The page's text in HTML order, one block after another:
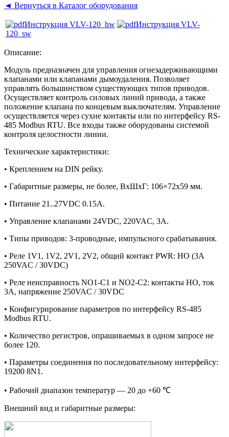
◄ Вернуться в Каталог оборудования
Инструкция VLV-120_hw
Инструкция VLV-
120_sw
Описание:
Модуль предназначен для управления огнезадерживающими
клапанами или клапанами дымоудаления. Позволяет
управлять большинством существующих типов приводов.
Осуществляет контроль силовых линий привода, а также
положение клапана по концевым выключателям. Управление
осуществляется через сухие контакты или по интерфейсу RS-
485 Modbus RTU. Все входы также оборудованы системой
контроля целостности линии.
Технические характеристики:
• Креплением на DIN рейку.
• Габаритные размеры, не более, ВхШхГ: 106×72х59 мм.
• Питание 21..27VDC 0.15A.
• Управление клапанами 24VDC, 220VAC, 3A.
• Типы приводов: 3-проводные, импульсного срабатывания.
• Реле 1V1, 1V2, 2V1, 2V2, общий контакт PWR: НО (3A
250VAC / 30VDC)
• Реле неисправность NO1-C1 и NO2-C2: контакты НО, ток
3A, напряжение 250VAC / 30VDC
• Конфигурирование параметров по интерфейсу RS-485
Modbus RTU.
• Количество регистров, опрашиваемых в одном запросе не
более 120.
• Параметры соединения по последовательному интерфейсу:
19200 8N1.
• Рабочий диапазон температур — 20 до +60 ℃
Внешний вид и габаритные размеры: